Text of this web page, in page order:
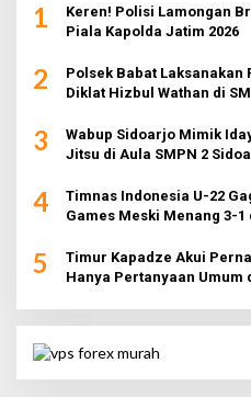
1
Keren! Polisi Lamongan
Piala Kapolda Jatim 2026
2
Polsek Babat
Diklat Hizbul Wathan di
3
Wabup Sidoarjo Mimik
Jitsu di Aula SMPN 2
4
Timnas Indonesia U-22
Games Meski Menang 3-
5
Timur Kapadze Akui
Hanya Pertanyaan Umum